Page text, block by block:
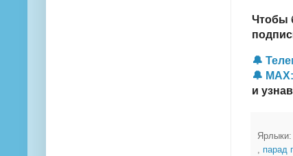
Чтобы
🔔
🔔
и
Ярлыки:
, парад